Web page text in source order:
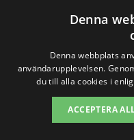
för att hitta rätt
Här är några
Jonsered där du
trädgårdsskötsel:
Denna
Denna webbplats
användarupplevelsen.
du till alla cookies i
ACCEPTERA